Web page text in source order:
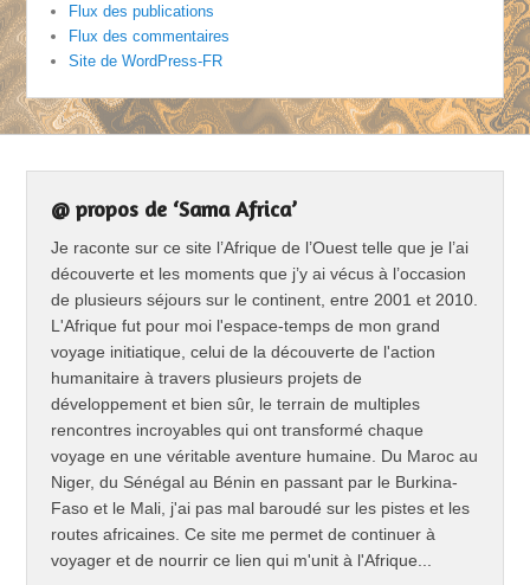
Flux des publications
Flux des commentaires
Site de WordPress-FR
@ propos de ‘Sama Africa’
Je raconte sur ce site l’Afrique de l’Ouest telle que je l’ai
découverte et les moments que j’y ai vécus à l’occasion
de plusieurs séjours sur le continent, entre 2001 et 2010.
L'Afrique fut pour moi l'espace-temps de mon grand
voyage initiatique, celui de la découverte de l'action
humanitaire à travers plusieurs projets de
développement et bien sûr, le terrain de multiples
rencontres incroyables qui ont transformé chaque
voyage en une véritable aventure humaine. Du Maroc au
Niger, du Sénégal au Bénin en passant par le Burkina-
Faso et le Mali, j'ai pas mal baroudé sur les pistes et les
routes africaines. Ce site me permet de continuer à
voyager et de nourrir ce lien qui m'unit à l'Afrique...